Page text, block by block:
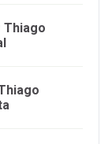
Thiago